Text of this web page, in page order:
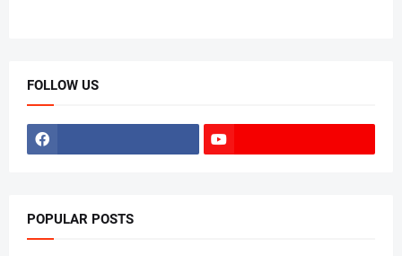
FOLLOW US
POPULAR POSTS